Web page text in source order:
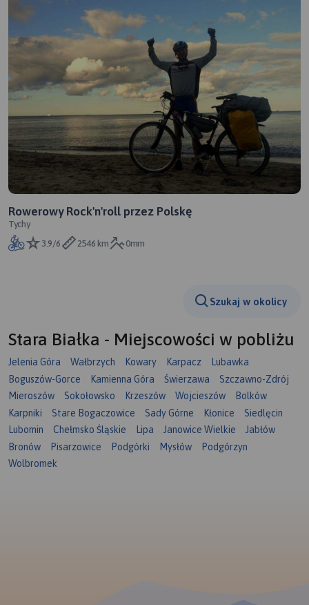
Rowerowy Rock'n'roll przez Polskę
Tychy
3.9/6
2546 km 0mm
Szukaj w okolicy
Stara Białka - Miejscowości w pobliżu
Jelenia Góra Wałbrzych Kowary Karpacz
Lubawka
Boguszów-Gorce
Kamienna Góra Świerzawa
Szczawno-Zdrój
Mieroszów
Sokołowsko Krzeszów Wojcieszów
Bolków
Karpniki
Stare Bogaczowice Sady Górne Kłonice
Siedlęcin
Lubomin
Chełmsko Śląskie Lipa Janowice Wielkie
Jabłów
Bronów
Pisarzowice Podgórki Mysłów
Podgórzyn
Wolbromek